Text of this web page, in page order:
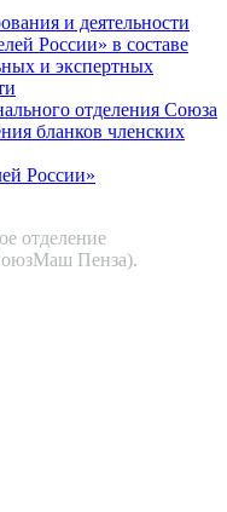
и деятельности
России» в составе
и экспертных
отделения Союза
бланков членских
России»
отделение
Пенза).